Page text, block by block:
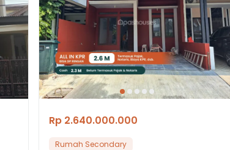
Rp 2.640.000.000
Rumah Secondary